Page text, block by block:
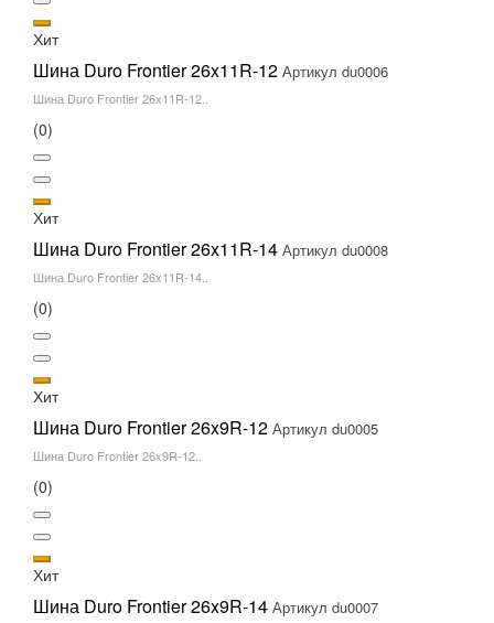
Хит
Шина Duro Frontier 26x11R-12 Артикул du0006
Шина Duro Frontier 26x11R-12..
(0)
Хит
Шина Duro Frontier 26x11R-14 Артикул du0008
Шина Duro Frontier 26x11R-14..
(0)
Хит
Шина Duro Frontier 26x9R-12 Артикул du0005
Шина Duro Frontier 26x9R-12..
(0)
Хит
Шина Duro Frontier 26x9R-14 Артикул du0007